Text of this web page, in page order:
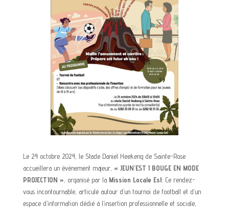
Le 24 octobre 2024, le Stade Daniel Heekeng de Sainte-Rose
accueillera un événement majeur, « JEUN’EST I BOUGE EN MODE
PROJECTION » , organisé par la Mission Locale Est. Ce rendez-
vous incontournable, articulé autour d’un tournoi de football et d’un
espace d’information dédié à l’insertion professionnelle et sociale,